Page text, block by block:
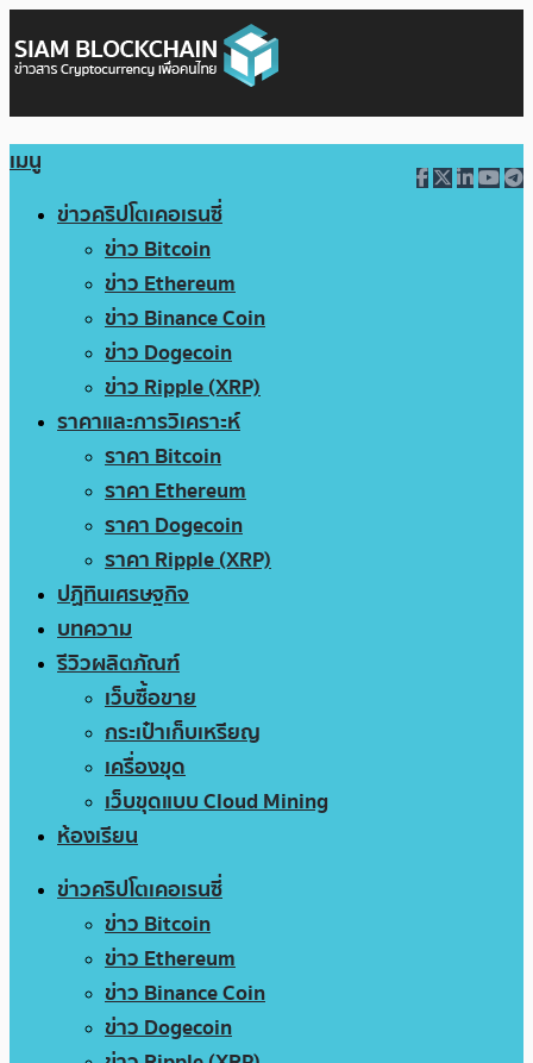
เมนู
ข่าวคริปโตเคอเรนซี่
ข่าว Bitcoin
ข่าว Ethereum
ข่าว Binance Coin
ข่าว Dogecoin
ข่าว Ripple (XRP)
ราคาและการวิเคราะห์
ราคา Bitcoin
ราคา Ethereum
ราคา Dogecoin
ราคา Ripple (XRP)
ปฏิทินเศรษฐกิจ
บทความ
รีวิวผลิตภัณฑ์
เว็บซื้อขาย
กระเป๋าเก็บเหรียญ
เครื่องขุด
เว็บขุดแบบ Cloud Mining
ห้องเรียน
ข่าวคริปโตเคอเรนซี่
ข่าว Bitcoin
ข่าว Ethereum
ข่าว Binance Coin
ข่าว Dogecoin